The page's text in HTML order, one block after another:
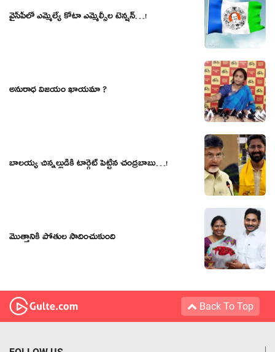
వైసీపీలో ఎమ్మెల్యే కోటా ఎమ్మెల్సీల టెన్ష‌న్‌…!
అనురాధ విజయం ఖాయమా ?
బాల‌య్య చిన్న‌ల్లుడికి టార్గెట్ పెట్టిన చంద్ర‌బాబు…!
మొత్తానికి పోతుల సాదించుకుంది
Back To Top